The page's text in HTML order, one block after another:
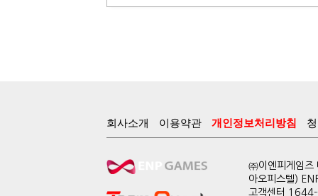
회사소개 이용약관 개인정보처리방침
㈜이엔피게임
아오피스텔)
고객센터